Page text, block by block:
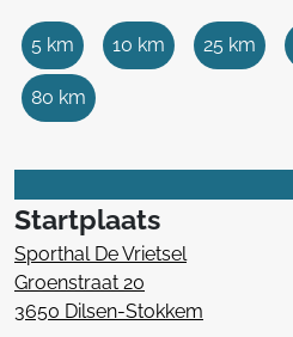
5 km 10 km 25 km
80 km
Startplaats
Sporthal De Vrietsel
Groenstraat 20
3650 Dilsen-Stokkem